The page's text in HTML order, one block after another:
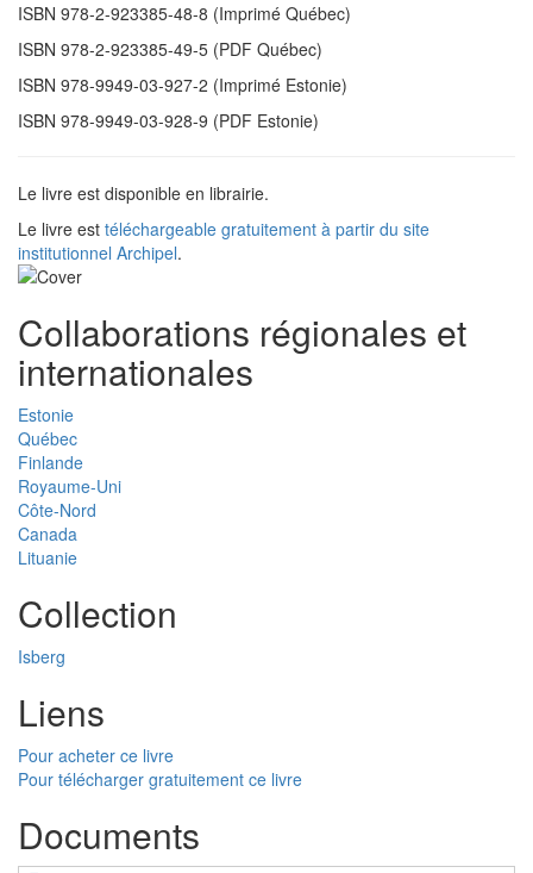
ISBN 978-2-923385-48-8 (Imprimé Québec)
ISBN 978-2-923385-49-5 (PDF Québec)
ISBN 978-9949-03-927-2 (Imprimé Estonie)
ISBN 978-9949-03-928-9 (PDF Estonie)
Le livre est disponible en librairie.
Le livre est téléchargeable gratuitement à partir du site
institutionnel Archipel.
Collaborations régionales et
internationales
Estonie
Québec
Finlande
Royaume-Uni
Côte-Nord
Canada
Lituanie
Collection
Isberg
Liens
Pour acheter ce livre
Pour télécharger gratuitement ce livre
Documents